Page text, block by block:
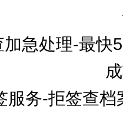
急处理-最快
服务-拒签查